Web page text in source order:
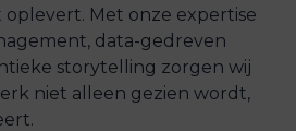
Met onze expertise
data-gedreven
storytelling zorgen wij
niet alleen gezien wordt,